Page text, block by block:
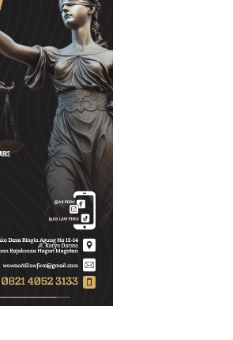
Lewat Program Desa BRILiaN,
BRI Magetan Dorong Desa
Wates Berprestasi